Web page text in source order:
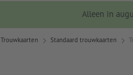
Alleen in
Trouwkaarten Standaard trouwkaarten